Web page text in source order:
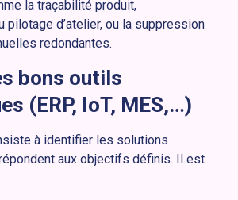
la traçabilité produit,
pilotage d’atelier, ou la suppression
redondantes.
bons outils
(ERP, IoT, MES,…)
à identifier les solutions
aux objectifs définis. Il est